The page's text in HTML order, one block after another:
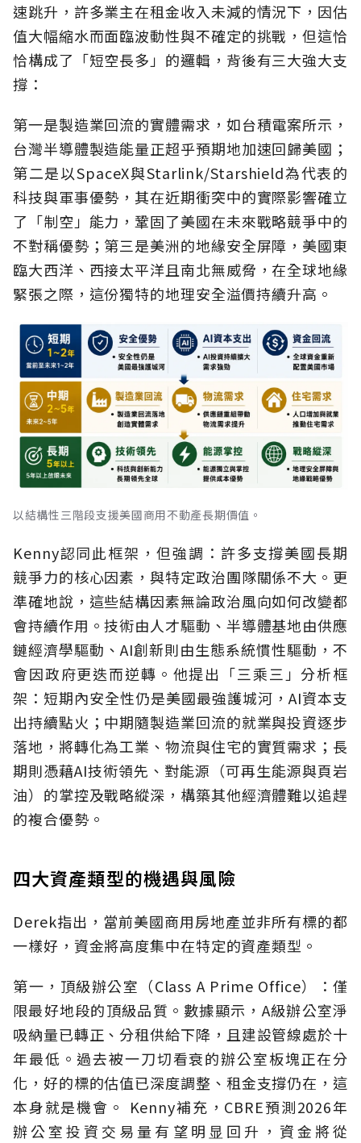
速跳升，許多業主在租金收入未減的情況下，因估
值大幅縮水而面臨波動性與不確定的挑戰，但這恰
恰構成了「短空長多」的邏輯，背後有三大強大支
撐：
第一是製造業回流的實體需求，如台積電案所示，
台灣半導體製造能量正超乎預期地加速回歸美國；
第二是以SpaceX與Starlink/Starshield為代表的
科技與軍事優勢，其在近期衝突中的實際影響確立
了「制空」能力，鞏固了美國在未來戰略競爭中的
不對稱優勢；第三是美洲的地緣安全屏障，美國東
臨大西洋、西接太平洋且南北無威脅，在全球地緣
緊張之際，這份獨特的地理安全溢價持續升高。
以結構性三階段支援美國商用不動產長期價值。
Kenny認同此框架，但強調：許多支撐美國長期
競爭力的核心因素，與特定政治團隊關係不大。更
準確地說，這些結構因素無論政治風向如何改變都
會持續作用。技術由人才驅動、半導體基地由供應
鏈經濟學驅動、AI創新則由生態系統慣性驅動，不
會因政府更迭而逆轉。他提出「三乘三」分析框
架：短期內安全性仍是美國最強護城河，AI資本支
出持續點火；中期隨製造業回流的就業與投資逐步
落地，將轉化為工業、物流與住宅的實質需求；長
期則憑藉AI技術領先、對能源（可再生能源與頁岩
油）的掌控及戰略縱深，構築其他經濟體難以追趕
的複合優勢。
四大資產類型的機遇與風險
Derek指出，當前美國商用房地產並非所有標的都
一樣好，資金將高度集中在特定的資產類型。
第一，頂級辦公室（Class A Prime Office）：僅
限最好地段的頂級品質。數據顯示，A級辦公室淨
吸納量已轉正、分租供給下降，且建設管線處於十
年最低。過去被一刀切看衰的辦公室板塊正在分
化，好的標的估值已深度調整、租金支撐仍在，這
本身就是機會。 Kenny補充，CBRE預測2026年
辦公室投資交易量有望明显回升，資金將從